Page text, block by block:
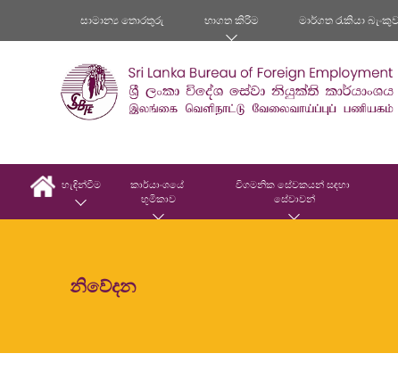
සාමාන්‍ය තොරතුරු භාගත කිරිම මාර්ගත රැකියා බැංකුව
හැඳින්වීම
කාර්යාංශයේ
භූමිකාව
විගමනික සේවකයන් සඳහා
සේවාවන්
නිවේදන